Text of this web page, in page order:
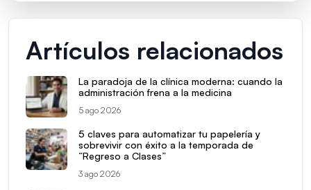
Artículos relacionados
La paradoja de la clínica moderna: cuando la
administración frena a la medicina
5 ago 2026
5 claves para automatizar tu papelería y
sobrevivir con éxito a la temporada de
“Regreso a Clases”
3 ago 2026